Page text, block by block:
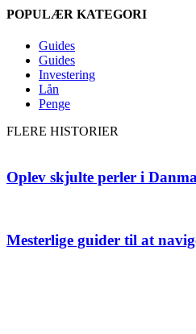
POPULÆR KATEGORI
Guides
Guides
Investering
Lån
Penge
FLERE HISTORIER
Oplev skjulte perler i
Mesterlige guider til at